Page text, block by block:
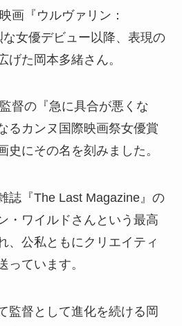
画『ウルヴァリン：
女優デビュー以降、表現の
げた岡本多緒さん。
督の『急に具合が悪くな
るカンヌ国際映画祭女優賞
史にその名を刻みました。
誌『The Last Magazine』の
・ワイルドさんという最高
、公私ともにクリエイティ
っています。
監督として進化を続ける岡